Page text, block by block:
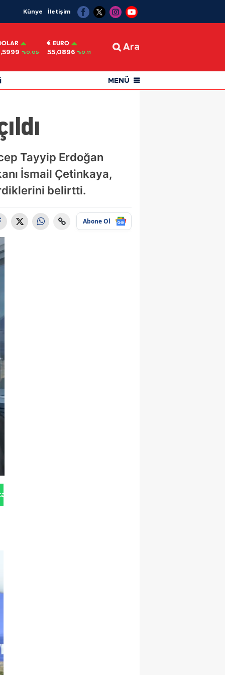
Künye İletişim
%0.05
EURO
55,0896 %0.11
Ara
MENÜ
Tayyip Erdoğan
İsmail Çetinkaya,
belirtti.
Abone Ol
Gönder